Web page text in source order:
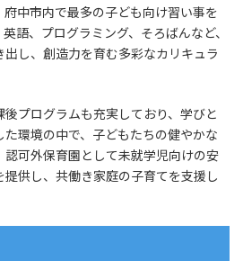
中市内で最多の子ども向け習い事を
語、プログラミング、そろばんなど、
し、創造力を育む多彩なカリキュラ
プログラムも充実しており、学びと
環境の中で、子どもたちの健やかな
可外保育園として未就学児向けの安
供し、共働き家庭の子育てを支援し